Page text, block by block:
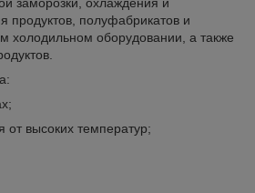
продуктов, полуфабрикатов и
холодильном оборудовании, а также
высоких температур;